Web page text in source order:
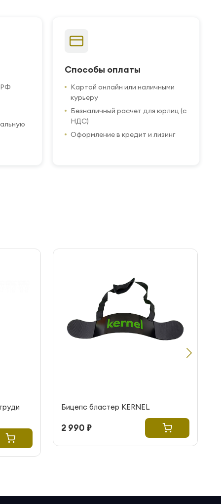
РФ
Способы оплаты
Картой онлайн или наличными
курьеру
Безналичный расчет для юрлиц (с
НДС)
Оформление в кредит и лизинг
Бицепс бластер KERNEL
2 990 ₽